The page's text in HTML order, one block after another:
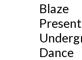
Blaze
Dance